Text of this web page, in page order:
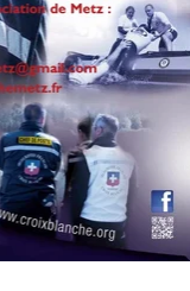
Metz 2020
F PSC